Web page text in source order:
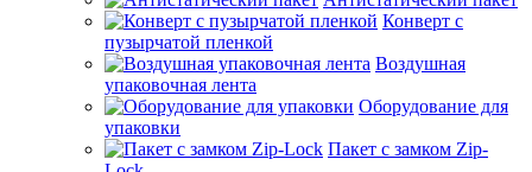
Конверт с
пузырчатой пленкой
Воздушная
упаковочная лента
Оборудование для
упаковки
Пакет с замком Zip-